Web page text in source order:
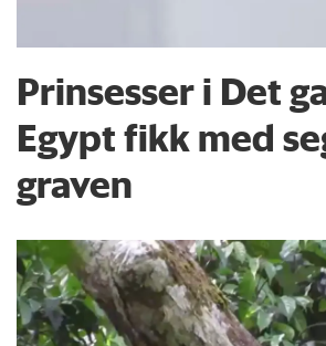
Prinsesser i Det
Egypt fikk med
graven